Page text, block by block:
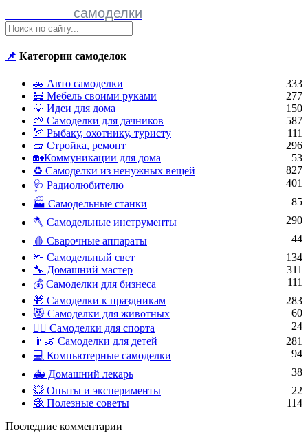
самоделки
📌 Категории самоделок
🚗 Авто самоделки
333
🧮 Мебель своими руками
277
💡 Идеи для дома
150
🌱 Самоделки для дачников
587
🏹 Рыбаку, охотнику, туристу
111
🧱 Стройка, ремонт
296
🏡Коммуникации для дома
53
♻ Самоделки из ненужных вещей
827
🩺 Радиолюбителю
401
🏭 Самодельные станки
85
🪓 Самодельные инструменты
290
🩸 Сварочные аппараты
44
🔦 Самодельный свет
134
🔧 Домашний мастер
311
💰 Самоделки для бизнеса
111
🎁 Самоделки к праздникам
283
😻 Самоделки для животных
60
🏋️‍♀️ Самоделки для спорта
24
👨‍🦼 Самоделки для детей
281
💻 Компьютерные самоделки
94
🚑 Домашний лекарь
38
💥 Опыты и эксперименты
22
🧶 Полезные советы
114
Последние комментарии